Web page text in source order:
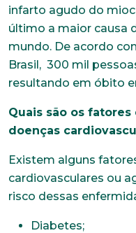
infarto agudo do
último a maior causa
mundo. De acordo
Brasil, 300 mil
resultando em óbito
Quais são os
doenças
Existem alguns
cardiovasculares ou
risco dessas
Diabetes;